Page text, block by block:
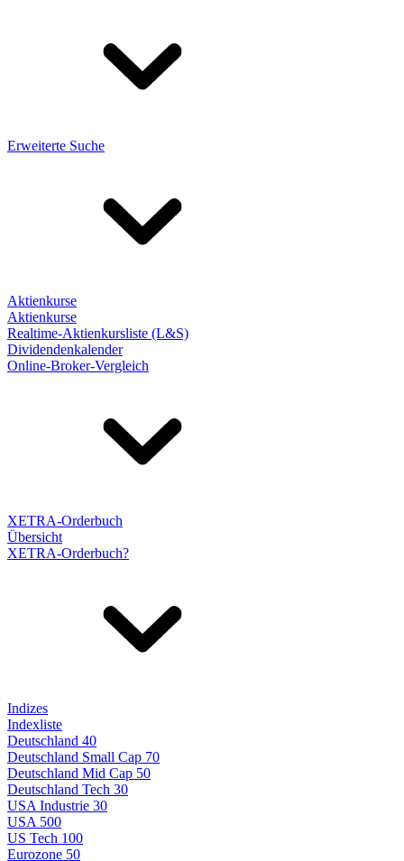
Erweiterte Suche
Aktienkurse
Aktienkurse
Realtime-Aktienkursliste (L&S)
Dividendenkalender
Online-Broker-Vergleich
XETRA-Orderbuch
Übersicht
XETRA-Orderbuch?
Indizes
Indexliste
Deutschland 40
Deutschland Small Cap 70
Deutschland Mid Cap 50
Deutschland Tech 30
USA Industrie 30
USA 500
US Tech 100
Eurozone 50